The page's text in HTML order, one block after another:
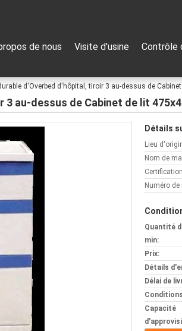
de nous Visite d'usine Contrôle
d'Overbed d'hôpital, tiroir 3 au-dessus de
au-dessus de Cabinet de lit
Détails
Lieu
Nom de
Numéro de
Quantité
min:
Prix:
Détails
Délai de
Capacité